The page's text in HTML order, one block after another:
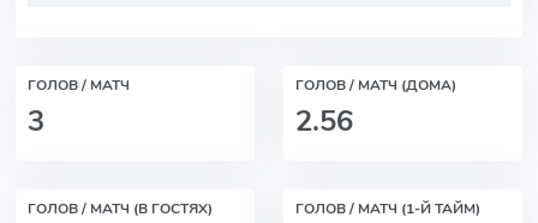
ГОЛОВ / МАТЧ
3
ГОЛОВ / МАТЧ (ДОМА)
2.56
ГОЛОВ / МАТЧ (В ГОСТЯХ) ГОЛОВ / МАТЧ (1-Й ТАЙМ)